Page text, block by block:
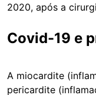
2020, após a
Covid-19 e
A miocardite
pericardite